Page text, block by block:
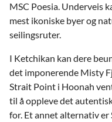
MSC Poesia. Underveis
mest ikoniske byer og
seilingsruter.
I Ketchikan kan dere
det imponerende Misty
Strait Point i Hoonah
til å oppleve det
for. Et annet alternativ